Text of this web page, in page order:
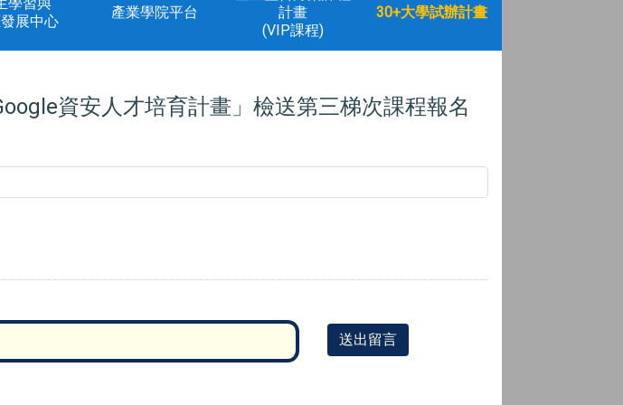
展中心
產業學院平台
計畫
(VIP課程)
30+大學試辦計畫
資安人才培育計畫」檢送第三梯次課程報名
送出留言